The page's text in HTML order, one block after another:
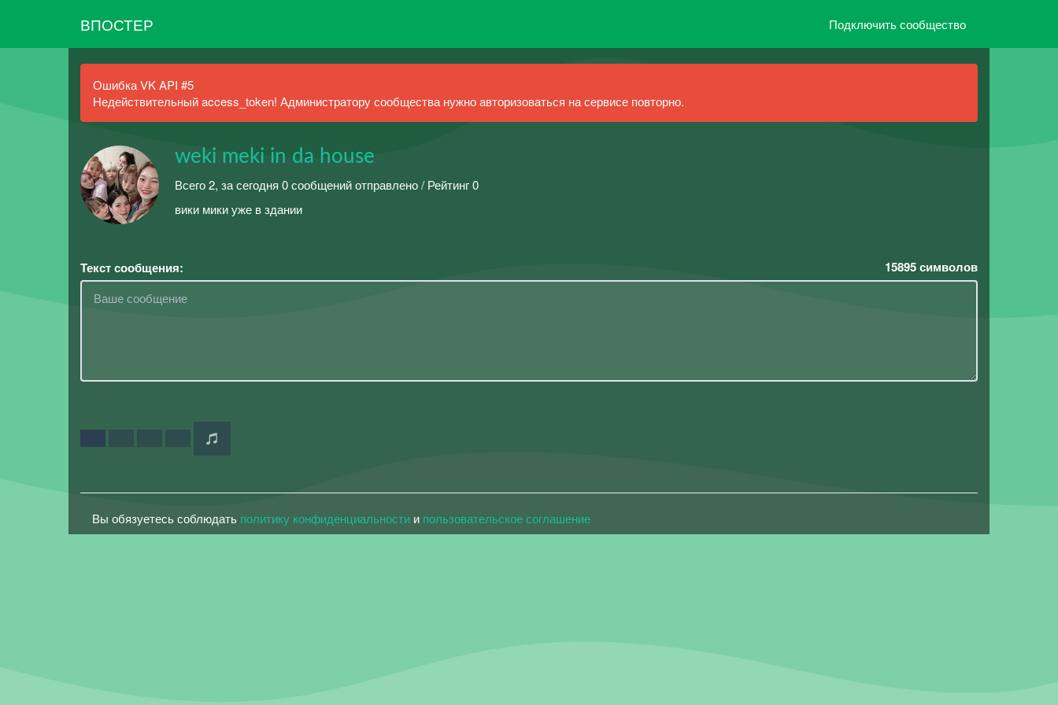
ВПОСТЕР Подключить сообщество
Ошибка VK API #5
Недействительный access_token! Администратору сообщества нужно авторизоваться на сервисе повторно.
weki meki in da house
Всего 2, за сегодня 0 сообщений отправлено / Рейтинг 0
вики мики уже в здании
Текст сообщения: 15895символов
Вы обязуетесь соблюдать политику конфиденциальности и пользовательское соглашение